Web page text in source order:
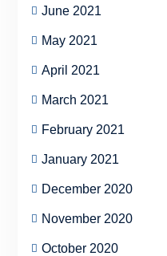
June 2021
May 2021
April 2021
March 2021
February 2021
January 2021
December 2020
November 2020
October 2020